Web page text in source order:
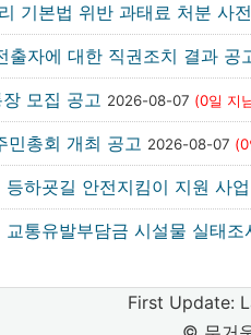
기본법 위반 과태료 처분 사
출자에 대한 직권조치 결과 공
모집 공고 2026-08-07 (0일 지
민총회 개최 공고 2026-08-07
하굣길 안전지킴이 지원 사
통유발부담금 시설물 실태
First Update: